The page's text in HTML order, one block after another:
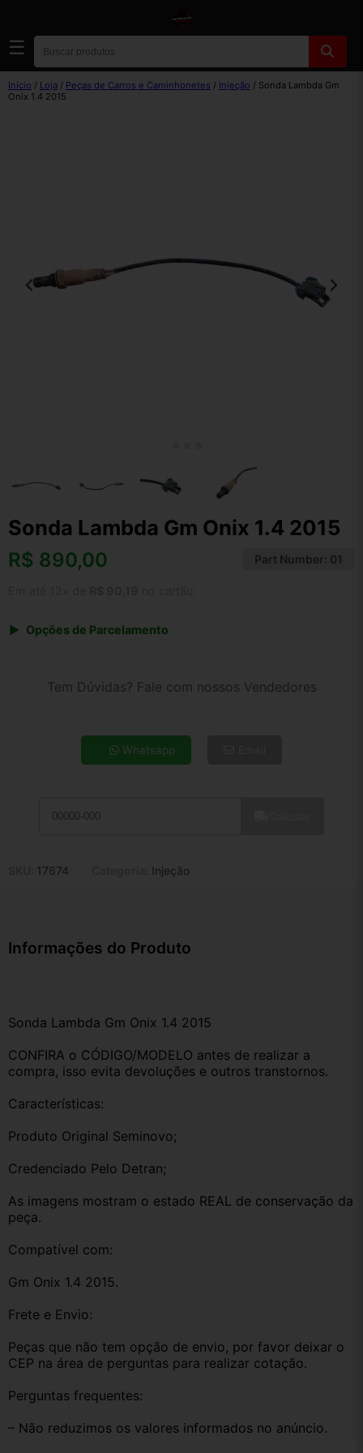
☰
Início / Loja / Peças de Carros e Caminhonetes / Injeção / Sonda Lambda Gm
Onix 1.4 2015
Sonda Lambda Gm Onix 1.4 2015
R$ 890,00 Part Number: 01
Opções de Parcelamento
2x de R$ 479,00
5x de R$ 199,91
6x de R$ 168,58
9x de R$ 116,38
Tem Dúvidas? Fale com nossos Vendedores
Whatsapp
17674 Injeção
Informações do Produto
Sonda Lambda Gm Onix 1.4 2015
CONFIRA o CÓDIGO/MODELO antes de realizar a
compra, isso evita devoluções e outros transtornos.
Características:
Produto Original Seminovo;
Credenciado Pelo Detran;
As imagens mostram o estado REAL de conservação da
peça.
Compatível com:
Gm Onix 1.4 2015.
Frete e Envio:
Peças que não tem opção de envio, por favor deixar o
CEP na área de perguntas para realizar cotação.
Perguntas frequentes:
– Não reduzimos os valores informados no anúncio.